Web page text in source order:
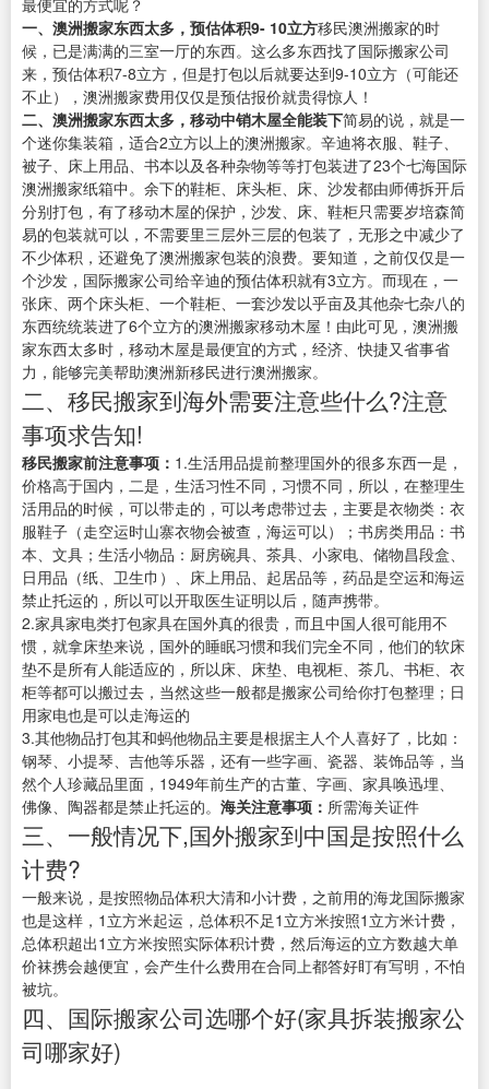
最便宜的方式呢？
一、澳洲搬家东西太多，预估体积9- 10立方移民澳洲搬家的时
候，已是满满的三室一厅的东西。这么多东西找了国际搬家公司
来，预估体积7-8立方，但是打包以后就要达到9-10立方（可能还
不止），澳洲搬家费用仅仅是预估报价就贵得惊人！
二、澳洲搬家东西太多，移动中销木屋全能装下简易的说，就是一
个迷你集装箱，适合2立方以上的澳洲搬家。辛迪将衣服、鞋子、
被子、床上用品、书本以及各种杂物等等打包装进了23个七海国际
澳洲搬家纸箱中。余下的鞋柜、床头柜、床、沙发都由师傅拆开后
分别打包，有了移动木屋的保护，沙发、床、鞋柜只需要岁培森简
易的包装就可以，不需要里三层外三层的包装了，无形之中减少了
不少体积，还避免了澳洲搬家包装的浪费。要知道，之前仅仅是一
个沙发，国际搬家公司给辛迪的预估体积就有3立方。而现在，一
张床、两个床头柜、一个鞋柜、一套沙发以乎亩及其他杂七杂八的
东西统统装进了6个立方的澳洲搬家移动木屋！由此可见，澳洲搬
家东西太多时，移动木屋是最便宜的方式，经济、快捷又省事省
力，能够完美帮助澳洲新移民进行澳洲搬家。
二、移民搬家到海外需要注意些什么?注意
事项求告知!
移民搬家前注意事项： 1.生活用品提前整理国外的很多东西一是，
价格高于国内，二是，生活习性不同，习惯不同，所以，在整理生
活用品的时候，可以带走的，可以考虑带过去，主要是衣物类：衣
服鞋子（走空运时山寨衣物会被查，海运可以）；书房类用品：书
本、文具；生活小物品：厨房碗具、茶具、小家电、储物昌段盒、
日用品（纸、卫生巾）、床上用品、起居品等，药品是空运和海运
禁止托运的，所以可以开取医生证明以后，随声携带。
2.家具家电类打包家具在国外真的很贵，而且中国人很可能用不
惯，就拿床垫来说，国外的睡眠习惯和我们完全不同，他们的软床
垫不是所有人能适应的，所以床、床垫、电视柜、茶几、书柜、衣
柜等都可以搬过去，当然这些一般都是搬家公司给你打包整理；日
用家电也是可以走海运的
3.其他物品打包其和蚂他物品主要是根据主人个人喜好了，比如：
钢琴、小提琴、吉他等乐器，还有一些字画、瓷器、装饰品等，当
然个人珍藏品里面，1949年前生产的古董、字画、家具唤迅埋、
佛像、陶器都是禁止托运的。 海关注意事项： 所需海关证件
三、一般情况下,国外搬家到中国是按照什么
计费?
一般来说，是按照物品体积大清和小计费，之前用的海龙国际搬家
也是这样，1立方米起运，总体积不足1立方米按照1立方米计费，
总体积超出1立方米按照实际体积计费，然后海运的立方数越大单
价袜携会越便宜，会产生什么费用在合同上都答好盯有写明，不怕
被坑。
四、国际搬家公司选哪个好(家具拆装搬家公
司哪家好)